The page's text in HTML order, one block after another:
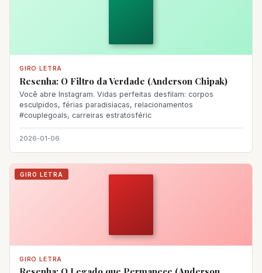
GIRO LETRA
Resenha: O Filtro da Verdade (Anderson Chipak)
Você abre Instagram. Vidas perfeitas desfilam: corpos
esculpidos, férias paradisíacas, relacionamentos
#couplegoals, carreiras estratosféric
2026-01-06
GIRO LETRA
GIRO LETRA